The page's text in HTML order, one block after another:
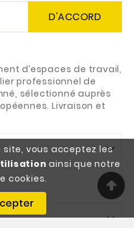
vous acceptez les
ainsi que notre
cookies.
D'ACCORD
d’espaces de travail,
professionnel de
sélectionné auprès
Livraison et


